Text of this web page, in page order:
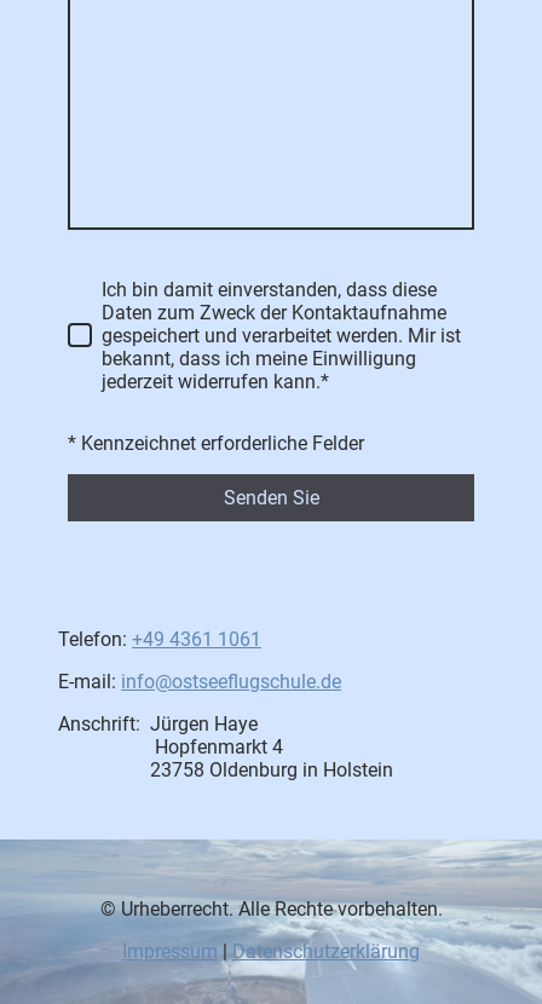
Ich bin damit einverstanden, dass diese
Daten zum Zweck der Kontaktaufnahme
gespeichert und verarbeitet werden. Mir ist
bekannt, dass ich meine Einwilligung
jederzeit widerrufen kann.*
* Kennzeichnet erforderliche Felder
Senden Sie
Telefon: +49 4361 1061
E-mail: info@ostseeflugschule.de
Anschrift: Jürgen Haye
Hopfenmarkt 4
23758 Oldenburg in Holstein
© Urheberrecht. Alle Rechte vorbehalten.
Impressum | Datenschutzerklärung